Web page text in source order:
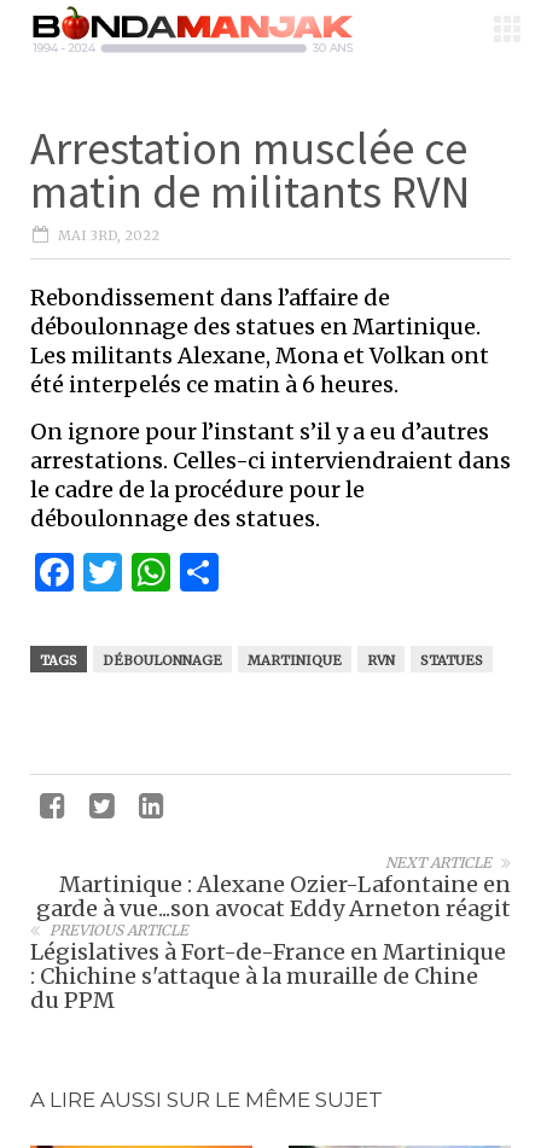
Arrestation musclée ce
matin de militants RVN
MAI 3RD, 2022
Rebondissement dans l’affaire de
déboulonnage des statues en Martinique.
Les militants Alexane, Mona et Volkan ont
été interpelés ce matin à 6 heures.
On ignore pour l’instant s’il y a eu d’autres
arrestations. Celles-ci interviendraient dans
le cadre de la procédure pour le
déboulonnage des statues.
Facebook
Twitter
WhatsApp
TAGS DÉBOULONNAGE MARTINIQUE RVN STATUES
NEXT ARTICLE
Martinique : Alexane Ozier-Lafontaine en
garde à vue...son avocat Eddy Arneton réagit
PREVIOUS ARTICLE
Législatives à Fort-de-France en Martinique
: Chichine s'attaque à la muraille de Chine
du PPM
A LIRE AUSSI SUR LE MÊME SUJET